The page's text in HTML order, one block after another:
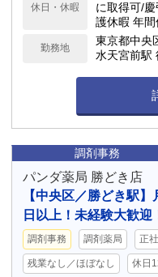
休日・休暇
に取得可/
護休暇 年
勤務地
東京都中央
水天宮前駅
調剤事務
パンダ薬局 勝どき店
【中央区／勝どき駅
日以上！未経験大歓迎
調剤事務 調剤薬局 正
残業なし／ほぼなし 休日